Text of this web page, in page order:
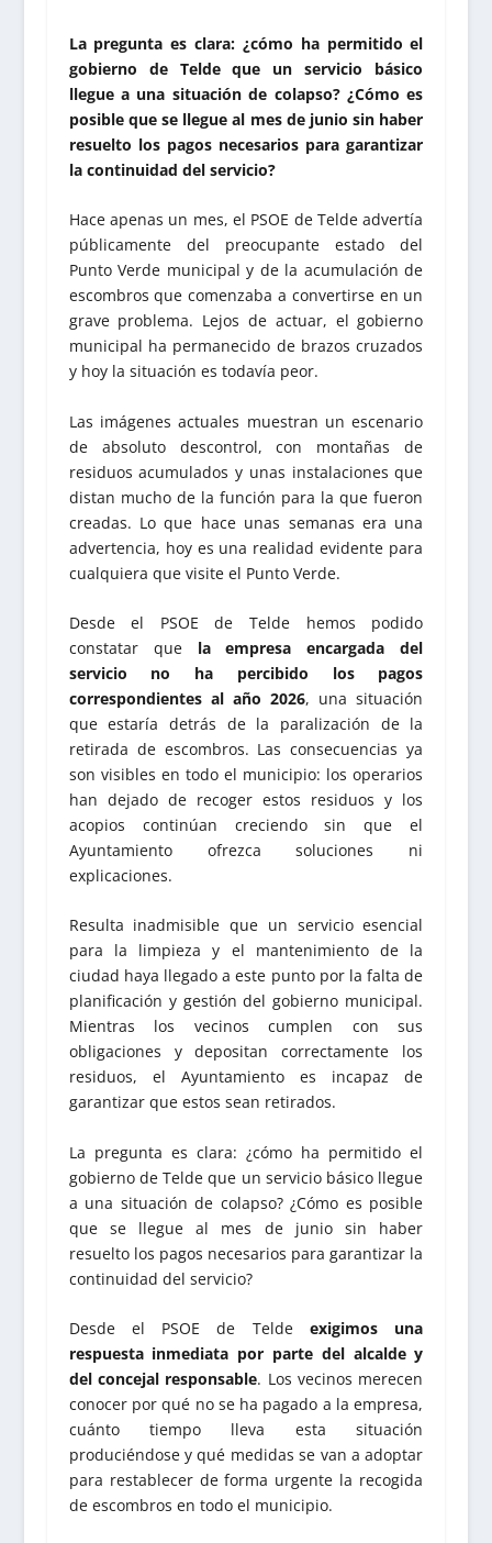
La pregunta es clara: ¿cómo ha permitido el
gobierno de Telde que un servicio básico
llegue a una situación de colapso? ¿Cómo es
posible que se llegue al mes de junio sin haber
resuelto los pagos necesarios para garantizar
la continuidad del servicio?
Hace apenas un mes, el PSOE de Telde advertía
públicamente del preocupante estado del
Punto Verde municipal y de la acumulación de
escombros que comenzaba a convertirse en un
grave problema. Lejos de actuar, el gobierno
municipal ha permanecido de brazos cruzados
y hoy la situación es todavía peor.
Las imágenes actuales muestran un escenario
de absoluto descontrol, con montañas de
residuos acumulados y unas instalaciones que
distan mucho de la función para la que fueron
creadas. Lo que hace unas semanas era una
advertencia, hoy es una realidad evidente para
cualquiera que visite el Punto Verde.
Desde el PSOE de Telde hemos podido
constatar que la empresa encargada del
servicio no ha percibido los pagos
correspondientes al año 2026, una situación
que estaría detrás de la paralización de la
retirada de escombros. Las consecuencias ya
son visibles en todo el municipio: los operarios
han dejado de recoger estos residuos y los
acopios continúan creciendo sin que el
Ayuntamiento ofrezca soluciones ni
explicaciones.
Resulta inadmisible que un servicio esencial
para la limpieza y el mantenimiento de la
ciudad haya llegado a este punto por la falta de
planificación y gestión del gobierno municipal.
Mientras los vecinos cumplen con sus
obligaciones y depositan correctamente los
residuos, el Ayuntamiento es incapaz de
garantizar que estos sean retirados.
La pregunta es clara: ¿cómo ha permitido el
gobierno de Telde que un servicio básico llegue
a una situación de colapso? ¿Cómo es posible
que se llegue al mes de junio sin haber
resuelto los pagos necesarios para garantizar la
continuidad del servicio?
Desde el PSOE de Teldeexigimos una
respuesta inmediata por parte del alcalde y
del concejal responsable. Los vecinos merecen
conocer por qué no se ha pagado a la empresa,
cuánto tiempo lleva esta situación
produciéndose y qué medidas se van a adoptar
para restablecer de forma urgente la recogida
de escombros en todo el municipio.